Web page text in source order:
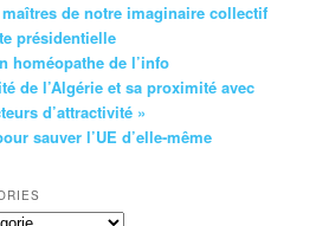
de notre imaginaire collectif
présidentielle
homéopathe de l’info
de l’Algérie et sa proximité avec
d’attractivité »
sauver l’UE d’elle-même